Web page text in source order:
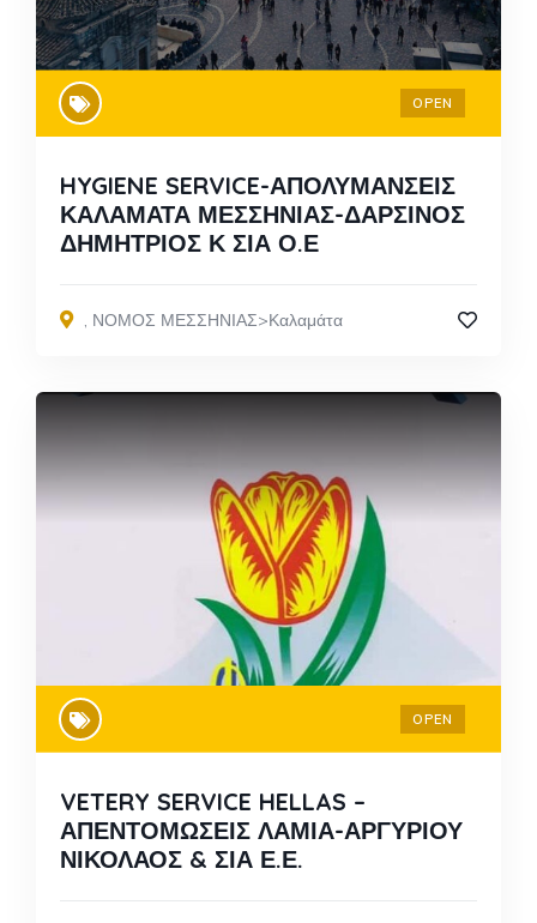
OPEN
HYGIENE SERVICE-ΑΠΟΛΥΜΑΝΣΕΙΣ
ΚΑΛΑΜΑΤΑ ΜΕΣΣΗΝΙΑΣ-ΔΑΡΣΙΝΟΣ
ΔΗΜΗΤΡΙΟΣ Κ ΣΙΑ Ο.Ε
, ΝΟΜΟΣ ΜΕΣΣΗΝΙΑΣ>Καλαμάτα
OPEN
VETERY SERVICE HELLAS –
ΑΠΕΝΤΟΜΩΣΕΙΣ ΛΑΜΙΑ-ΑΡΓΥΡΙΟΥ
ΝΙΚΟΛΑΟΣ & ΣΙΑ Ε.Ε.